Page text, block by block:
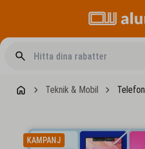
Teknik & Mobil Telefon
KAMPANJ